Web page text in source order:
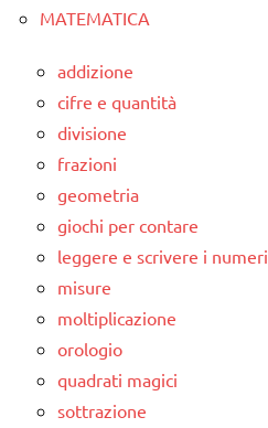
MATEMATICA
addizione
cifre e quantità
divisione
frazioni
geometria
giochi per contare
leggere e scrivere i numeri
misure
moltiplicazione
orologio
quadrati magici
sottrazione